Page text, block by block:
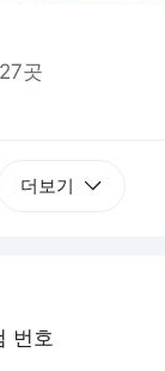
곳
더보기
번호